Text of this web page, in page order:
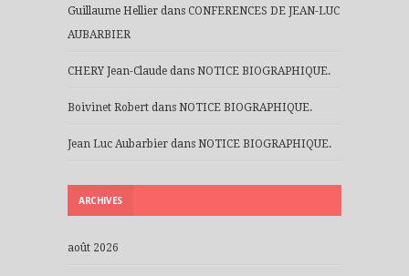
Guillaume Hellier dans CONFERENCES DE JEAN-LUC
AUBARBIER
CHERY Jean-Claude dans NOTICE BIOGRAPHIQUE.
Boivinet Robert dans NOTICE BIOGRAPHIQUE.
Jean Luc Aubarbier dans NOTICE BIOGRAPHIQUE.
ARCHIVES
août 2026